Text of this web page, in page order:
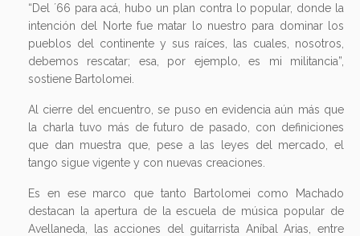
“Del ´66 para acá, hubo un plan contra lo popular, donde la
intención del Norte fue matar lo nuestro para dominar los
pueblos del continente y sus raíces, las cuales, nosotros,
debemos rescatar; esa, por ejemplo, es mi militancia”,
sostiene Bartolomei.
Al cierre del encuentro, se puso en evidencia aún más que
la charla tuvo más de futuro de pasado, con definiciones
que dan muestra que, pese a las leyes del mercado, el
tango sigue vigente y con nuevas creaciones.
Es en ese marco que tanto Bartolomei como Machado
destacan la apertura de la escuela de música popular de
Avellaneda, las acciones del guitarrista Aníbal Arias, entre